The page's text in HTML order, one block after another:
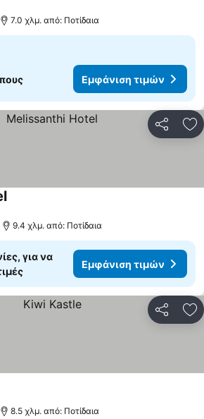
7.0 χλμ. από: Ποτίδαια
Εμφάνιση τιμών
9.4 χλμ. από: Ποτίδαια
για να
Εμφάνιση τιμών
8.5 χλμ. από: Ποτίδαια